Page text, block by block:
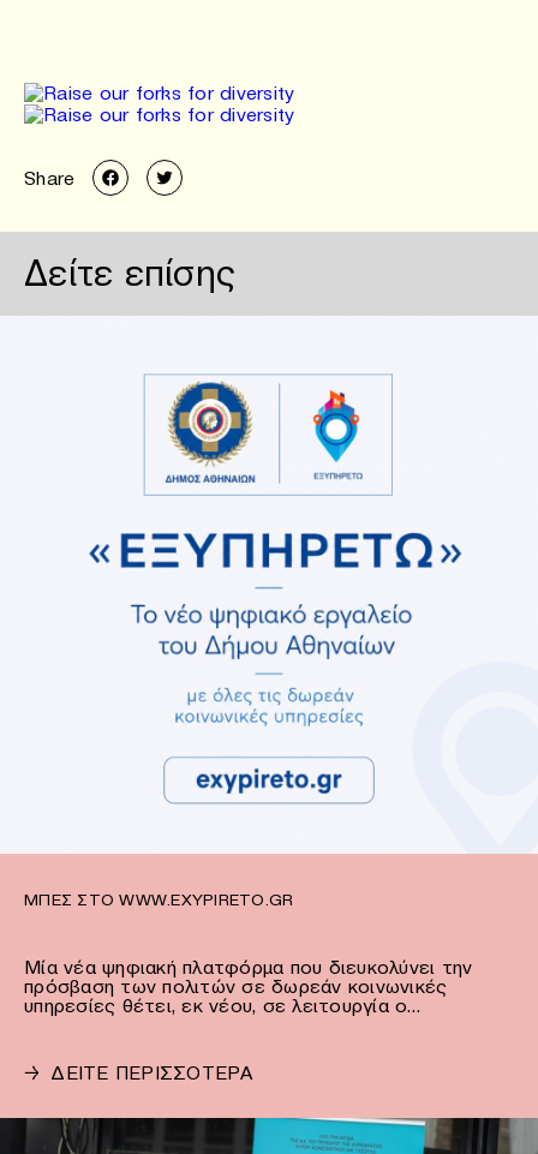
Share
Δείτε επίσης
ΜΠΕΣ ΣΤΟ WWW.EXYPIRETO.GR
Μία νέα ψηφιακή πλατφόρμα που διευκολύνει την
πρόσβαση των πολιτών σε δωρεάν κοινωνικές
υπηρεσίες θέτει, εκ νέου, σε λειτουργία ο…
→ ΔΕΙΤΕ ΠΕΡΙΣΣΟΤΕΡΑ